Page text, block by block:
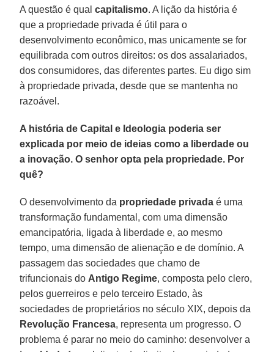
A questão é qualcapitalismo. A lição da história é
que a propriedade privada é útil para o
desenvolvimento econômico, mas unicamente se for
equilibrada com outros direitos: os dos assalariados,
dos consumidores, das diferentes partes. Eu digo sim
à propriedade privada, desde que se mantenha no
razoável.
A história de Capital e Ideologia poderia ser
explicada por meio de ideias como a liberdade ou
a inovação. O senhor opta pela propriedade. Por
quê?
O desenvolvimento da propriedade privada é uma
transformação fundamental, com uma dimensão
emancipatória, ligada à liberdade e, ao mesmo
tempo, uma dimensão de alienação e de domínio. A
passagem das sociedades que chamo de
trifuncionais do Antigo Regime, composta pelo clero,
pelos guerreiros e pelo terceiro Estado, às
sociedades de proprietários no século XIX, depois da
Revolução Francesa, representa um progresso. O
problema é parar no meio do caminho: desenvolver a